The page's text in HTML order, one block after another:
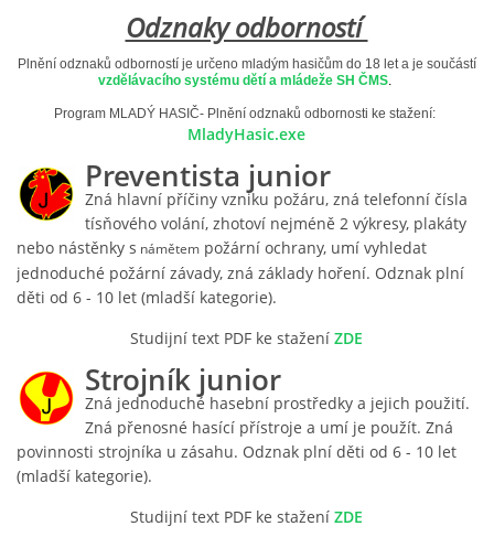
VÝKONNÝ VÝBOR SBORU
DOKUMENTY
VÝJEZDOVÁ JEDNOTKA
FOTOGALERIE
PROBĚHLÉ AKCE
KROUŽEK MH
Odznaky odborností
Plnění odznaků odborností je určeno mladým hasičům do 18 let a je součástí
vzdělávacího systému dětí a mládeže SH ČMS.
Program MLADÝ HASIČ- Plnění odznaků odbornosti ke stažení:
MladyHasic.exe
Preventista junior
Zná hlavní příčiny vzniku požáru, zná telefonní čísla
tísňového volání, zhotoví nejméně 2 výkresy, plakáty
nebo nástěnky s námětem požární ochrany, umí vyhledat
jednoduché požární závady, zná základy hoření. Odznak plní
děti od 6 - 10 let (mladší kategorie).
Studijní text PDF ke stažení ZDE
Strojník junior
Zná jednoduché hasební prostředky a jejich použití.
Zná přenosné hasící přístroje a umí je použít. Zná
povinnosti strojníka u zásahu. Odznak plní děti od 6 - 10 let
(mladší kategorie).
Studijní text PDF ke stažení ZDE